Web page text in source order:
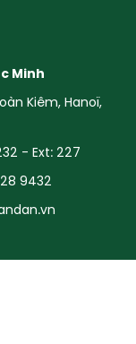
Minh
Kiêm, Hanoï,
- Ext: 227
9432